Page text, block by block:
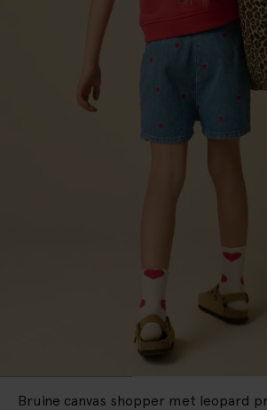
Bruine canvas shopper met leopard